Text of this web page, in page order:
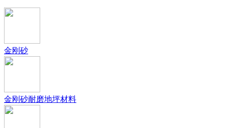
金刚砂
金刚砂耐磨地坪材料